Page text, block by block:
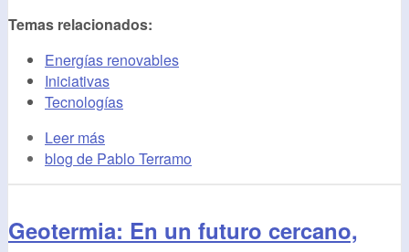
Temas relacionados:
Energías renovables
Iniciativas
Tecnologías
Leer más
blog de Pablo Terramo
Geotermia: En un futuro cercano,